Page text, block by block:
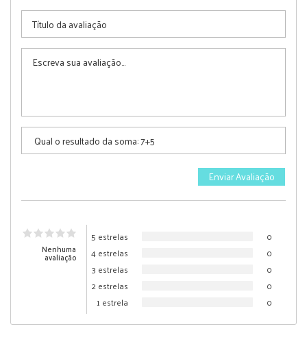
Nenhuma
avaliação
5 estrelas
0
4 estrelas
0
3 estrelas
0
2 estrelas
0
1 estrela
0